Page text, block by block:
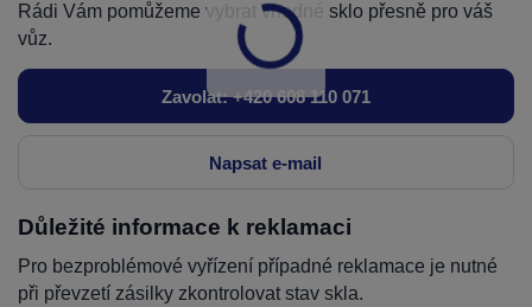
Rádi Vám pomůžeme vybrat vhodné sklo přesně pro váš
vůz.
Zavolat: +420 608 110 071
Napsat e-mail
Důležité informace k reklamaci
Pro bezproblémové vyřízení případné reklamace je nutné
při převzetí zásilky zkontrolovat stav skla.